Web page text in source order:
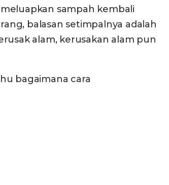
sampah kembali
balasan setimpalnya adalah
alam, kerusakan alam pun
bagaimana cara